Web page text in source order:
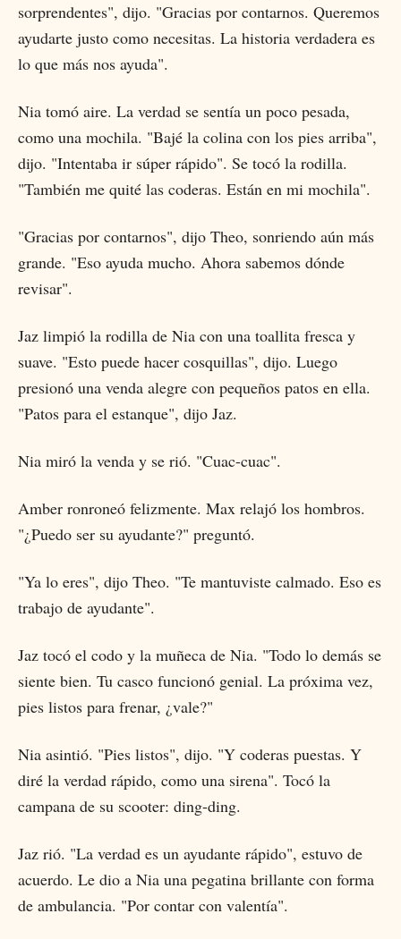
sorprendentes", dijo. "Gracias por contarnos. Queremos
ayudarte justo como necesitas. La historia verdadera es
lo que más nos ayuda".
Nia tomó aire. La verdad se sentía un poco pesada,
como una mochila. "Bajé la colina con los pies arriba",
dijo. "Intentaba ir súper rápido". Se tocó la rodilla.
"También me quité las coderas. Están en mi mochila".
"Gracias por contarnos", dijo Theo, sonriendo aún más
grande. "Eso ayuda mucho. Ahora sabemos dónde
revisar".
Jaz limpió la rodilla de Nia con una toallita fresca y
suave. "Esto puede hacer cosquillas", dijo. Luego
presionó una venda alegre con pequeños patos en ella.
"Patos para el estanque", dijo Jaz.
Nia miró la venda y se rió. "Cuac-cuac".
Amber ronroneó felizmente. Max relajó los hombros.
"¿Puedo ser su ayudante?" preguntó.
"Ya lo eres", dijo Theo. "Te mantuviste calmado. Eso es
trabajo de ayudante".
Jaz tocó el codo y la muñeca de Nia. "Todo lo demás se
siente bien. Tu casco funcionó genial. La próxima vez,
pies listos para frenar, ¿vale?"
Nia asintió. "Pies listos", dijo. "Y coderas puestas. Y
diré la verdad rápido, como una sirena". Tocó la
campana de su scooter: ding-ding.
Jaz rió. "La verdad es un ayudante rápido", estuvo de
acuerdo. Le dio a Nia una pegatina brillante con forma
de ambulancia. "Por contar con valentía".